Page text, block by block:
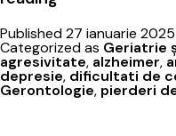
ale
demenței
și
importanța
Published27 ianuarie 2025
Categorized as Geriatrie
agresivitate, alzheimer,
depresie, dificultati de
Gerontologie, pierderi